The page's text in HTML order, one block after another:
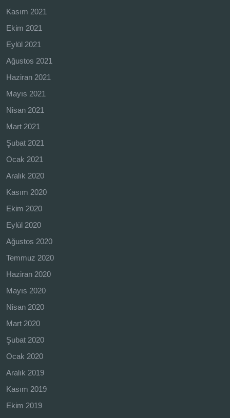
Kasım 2021
Ekim 2021
Eylül 2021
Ağustos 2021
Haziran 2021
Mayıs 2021
Nisan 2021
Mart 2021
Şubat 2021
Ocak 2021
Aralık 2020
Kasım 2020
Ekim 2020
Eylül 2020
Ağustos 2020
Temmuz 2020
Haziran 2020
Mayıs 2020
Nisan 2020
Mart 2020
Şubat 2020
Ocak 2020
Aralık 2019
Kasım 2019
Ekim 2019